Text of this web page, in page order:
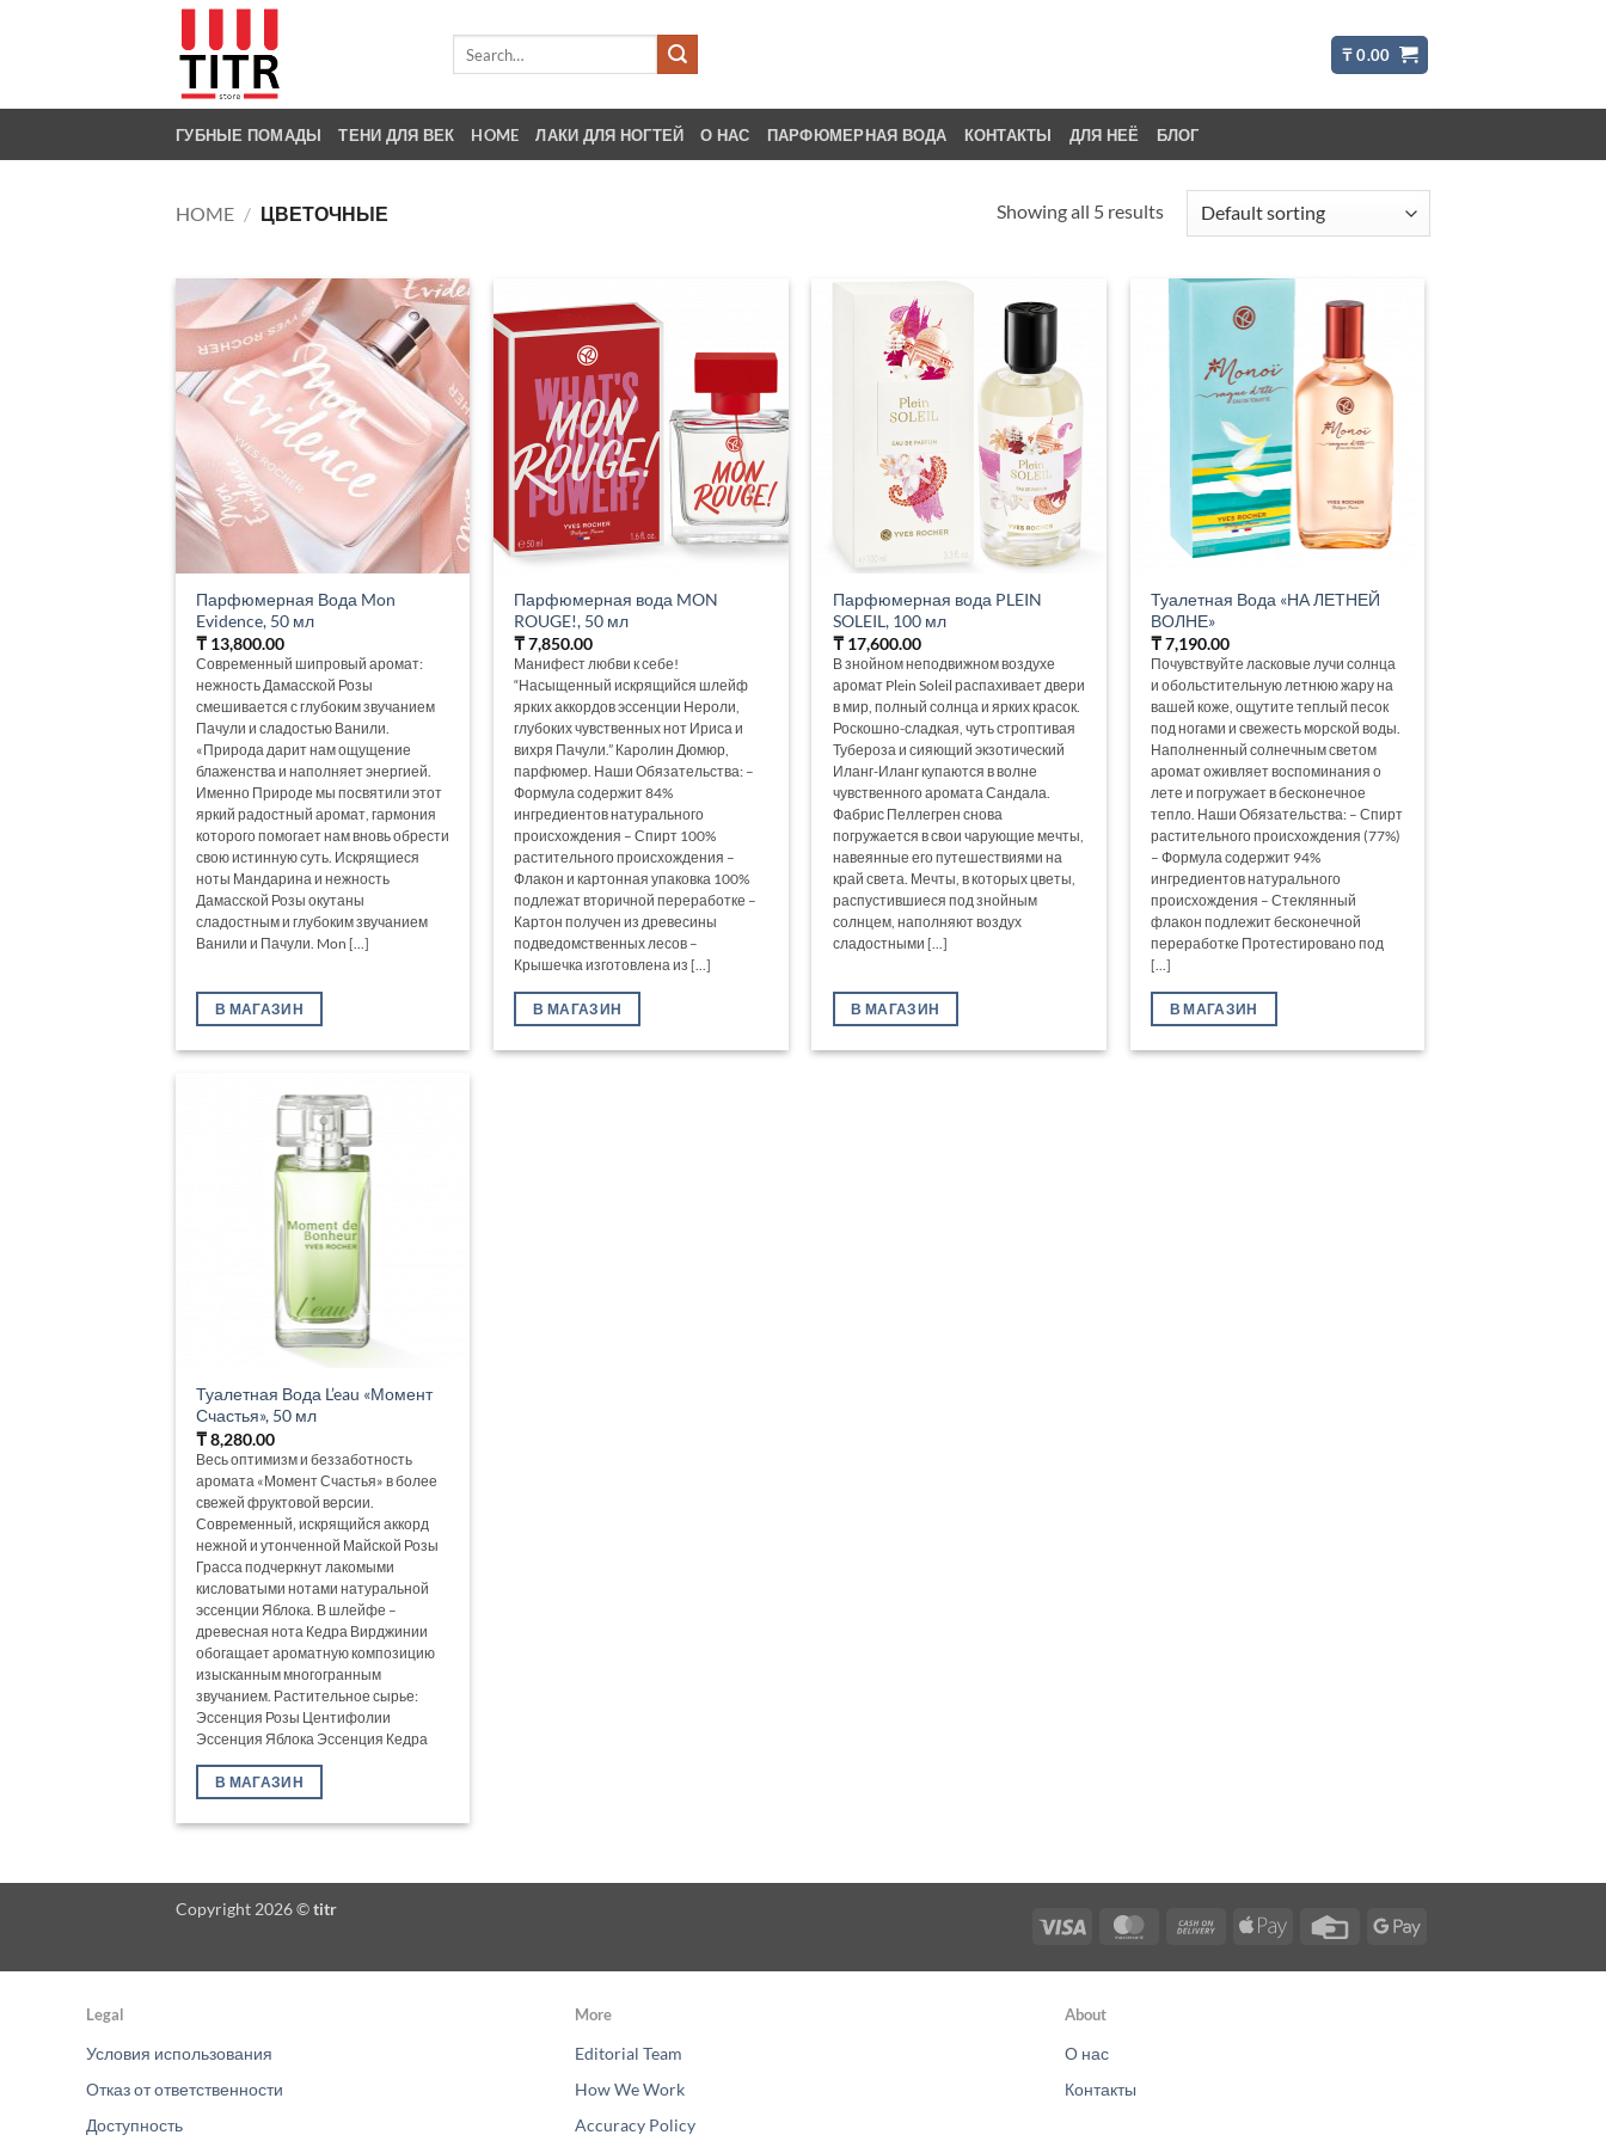
₸0.00
ГУБНЫЕ ПОМАДЫ ТЕНИ ДЛЯ ВЕК HOME ЛАКИ ДЛЯ НОГТЕЙ О НАС ПАРФЮМЕРНАЯ ВОДА КОНТАКТЫ ДЛЯ НЕЁ БЛОГ
HOME / ЦВЕТОЧНЫЕ Showing all 5 results
Парфюмерная Вода Mon
Evidence, 50 мл
₸ 13,800.00
Современный шипровый аромат:
нежность Дамасской Розы
смешивается с глубоким звучанием
Пачули и сладостью Ванили.
«Природа дарит нам ощущение
блаженства и наполняет энергией.
Именно Природе мы посвятили этот
яркий радостный аромат, гармония
которого помогает нам вновь обрести
свою истинную суть. Искрящиеся
ноты Мандарина и нежность
Дамасской Розы окутаны
сладостным и глубоким звучанием
Ванили и Пачули. Mon [...]
В МАГАЗИН
Парфюмерная вода MON
ROUGE!, 50 мл
₸7,850.00
Манифест любви к себе!
“Насыщенный искрящийся шлейф
ярких аккордов эссенции Нероли,
глубоких чувственных нот Ириса и
вихря Пачули.” Каролин Дюмюр,
парфюмер. Наши Обязательства: –
Формула содержит 84%
ингредиентов натурального
происхождения – Спирт 100%
растительного происхождения –
Флакон и картонная упаковка 100%
подлежат вторичной переработке –
Картон получен из древесины
подведомственных лесов –
Крышечка изготовлена из [...]
В МАГАЗИН
Парфюмерная вода PLEIN
SOLEIL, 100 мл
₸17,600.00
В знойном неподвижном воздухе
аромат Plein Soleil распахивает двери
в мир, полный солнца и ярких красок.
Роскошно-сладкая, чуть строптивая
Тубероза и сияющий экзотический
Иланг-Иланг купаются в волне
чувственного аромата Сандала.
Фабрис Пеллегрен снова
погружается в свои чарующие мечты,
навеянные его путешествиями на
край света. Мечты, в которых цветы,
распустившиеся под знойным
солнцем, наполняют воздух
сладостными [...]
В МАГАЗИН
Туалетная Вода «НА ЛЕТНЕЙ
ВОЛНЕ»
₸7,190.00
Почувствуйте ласковые лучи солнца
и обольстительную летнюю жару на
вашей коже, ощутите теплый песок
под ногами и свежесть морской воды.
Наполненный солнечным светом
аромат оживляет воспоминания о
лете и погружает в бесконечное
тепло. Наши Обязательства: – Спирт
растительного происхождения (77%)
– Формула содержит 94%
ингредиентов натурального
происхождения – Стеклянный
флакон подлежит бесконечной
переработке Протестировано под
[...]
В МАГАЗИН
Туалетная Вода L’eau «Момент
Счастья», 50 мл
₸8,280.00
Весь оптимизм и беззаботность
аромата «Момент Счастья» в более
свежей фруктовой версии.
Современный‚ искрящийся аккорд
нежной и утонченной Майской Розы
Грасса подчеркнут лакомыми
кисловатыми нотами натуральной
эссенции Яблока. В шлейфе –
древесная нота Кедра Вирджинии
обогащает ароматную композицию
изысканным многогранным
звучанием. Растительное сырье:
Эссенция Розы Центифолии
Эссенция Яблока Эссенция Кедра
В МАГАЗИН
Visa MasterCardCash
Apple
Credit
Google
Copyright 2026 ©titr
Legal
Условия использования
Отказ от ответственности
Доступность
More
Editorial Team
How We Work
Accuracy Policy
About
О нас
Контакты